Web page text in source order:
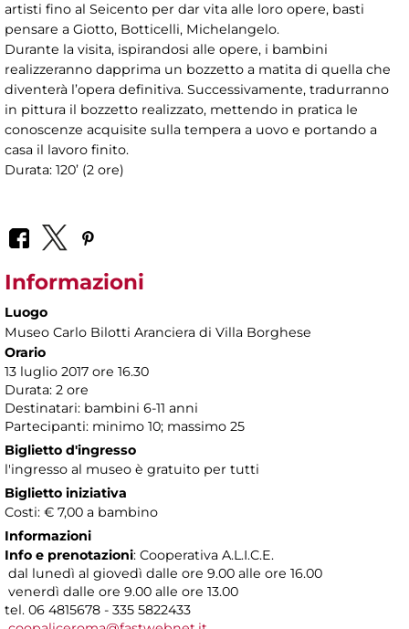
artisti fino al Seicento per dar vita alle loro opere, basti
pensare a Giotto, Botticelli, Michelangelo.
Durante la visita, ispirandosi alle opere, i bambini
realizzeranno dapprima un bozzetto a matita di quella che
diventerà l’opera definitiva. Successivamente, tradurranno
in pittura il bozzetto realizzato, mettendo in pratica le
conoscenze acquisite sulla tempera a uovo e portando a
casa il lavoro finito.
Durata: 120’ (2 ore)
Informazioni
Luogo
Museo Carlo Bilotti Aranciera di Villa Borghese
Orario
13 luglio 2017 ore 16.30
Durata: 2 ore
Destinatari: bambini 6-11 anni
Partecipanti: minimo 10; massimo 25
Biglietto d'ingresso
l'ingresso al museo è gratuito per tutti
Biglietto iniziativa
Costi: € 7,00 a bambino
Informazioni
Info e prenotazioni: Cooperativa A.L.I.C.E.
dal lunedì al giovedì dalle ore 9.00 alle ore 16.00
venerdì dalle ore 9.00 alle ore 13.00
tel. 06 4815678 - 335 5822433